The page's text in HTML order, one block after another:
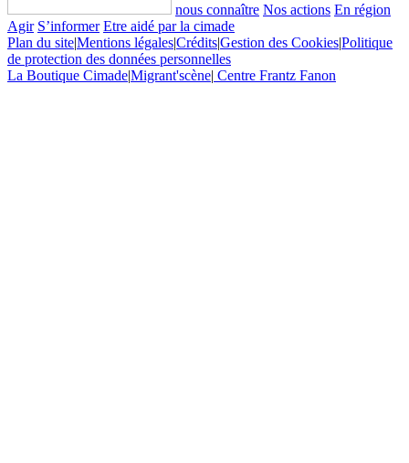
nous connaître Nos actions En région
Agir S’informer Etre aidé par la cimade
Plan du site|Mentions légales|Crédits|Gestion des Cookies|Politique
de protection des données personnelles
La Boutique Cimade|Migrant'scène| Centre Frantz Fanon